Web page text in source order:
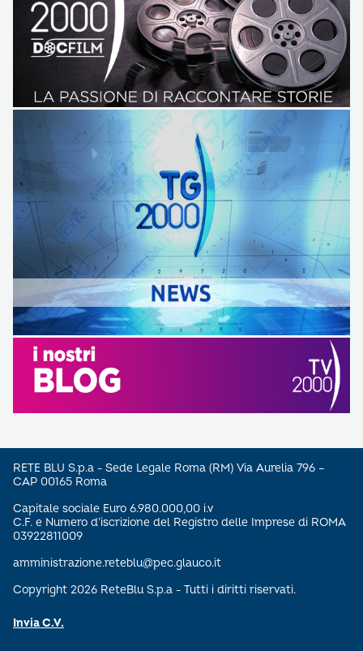
RETE BLU S.p.a - Sede Legale Roma (RM) Via Aurelia 796 –
CAP 00165 Roma
Capitale sociale Euro 6.980.000,00 i.v
C.F. e Numero d’iscrizione del Registro delle Imprese di ROMA
03922811009
amministrazione.reteblu@pec.glauco.it
Copyright 2026 ReteBlu S.p.a - Tutti i diritti riservati.
Invia C.V.